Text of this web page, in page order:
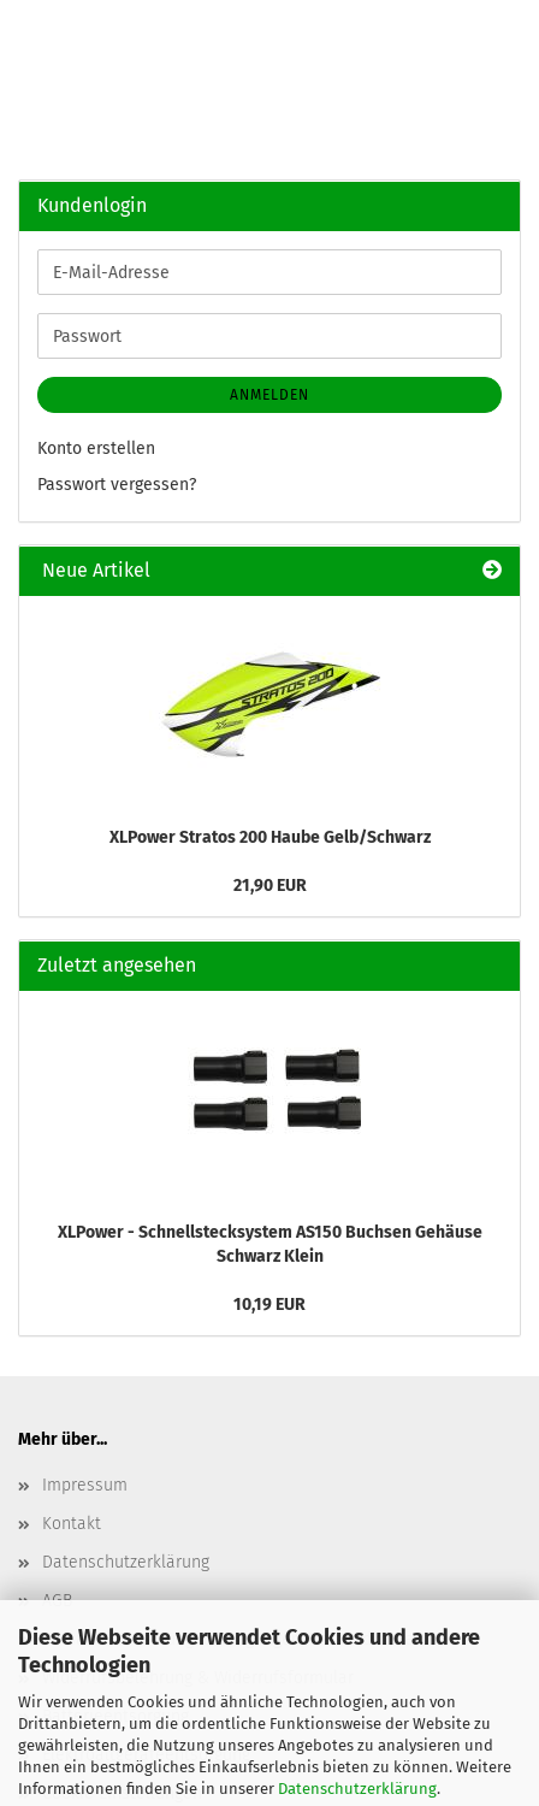
Diese Webseite verwendet Cookies und andere
Technologien
Wir verwenden Cookies und ähnliche Technologien, auch von
Drittanbietern, um die ordentliche Funktionsweise der Website zu
gewährleisten, die Nutzung unseres Angebotes zu analysieren und
Ihnen ein bestmögliches Einkaufserlebnis bieten zu können. Weitere
Informationen finden Sie in unserer Datenschutzerklärung.
Kundenlogin
E-
Mail-
Adresse
Passwort
ANMELDEN
Konto erstellen
Passwort vergessen?
Neue Artikel
XLPower Stratos 200 Haube Gelb/Schwarz
21,90 EUR
Zuletzt angesehen
XLPower - Schnellstecksystem AS150 Buchsen Gehäuse
Schwarz Klein
10,19 EUR
Mehr über...
Impressum
Kontakt
Datenschutzerklärung
AGB
Versand- & Zahlungsbedingungen, Versandkosten
Widerrufsbelehrung & Widerrufsformular
Batterieentsorgung
Elektroaltgeräteentsorgung
Cookie Einstellungen